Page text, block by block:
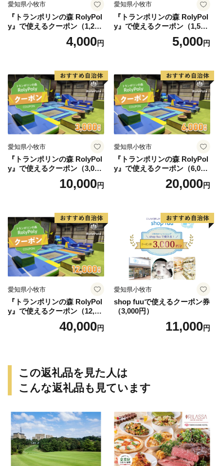
愛知県小牧市
『トランポリンの森 RolyPol
y』で使えるクーポン（1,200
4,000円
愛知県小牧市
『トランポリンの森 RolyPol
y』で使えるクーポン（1,500
5,000円
愛知県小牧市
『トランポリンの森 RolyPol
y』で使えるクーポン（3,000
10,000円
愛知県小牧市
『トランポリンの森 RolyPol
y』で使えるクーポン（6,000
20,000円
愛知県小牧市
『トランポリンの森 RolyPol
y』で使えるクーポン（12,00
40,000円
愛知県小牧市
shop fuuで使えるクーポン券
（3,000円）
11,000円
この返礼品を見た人は
こんな返礼品も見ています